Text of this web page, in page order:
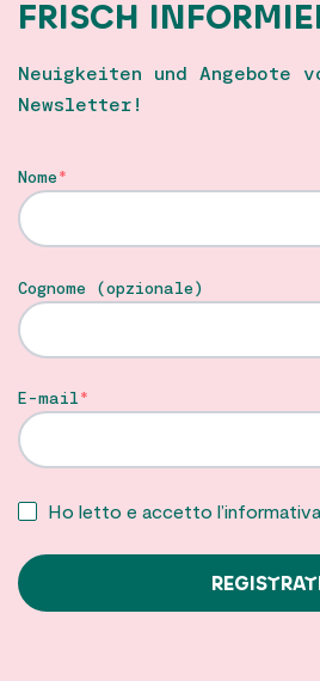
FRISCH
Neuigkeiten und Angebote
Newsletter!
Nome
Cognome (opzionale)
E-mail
Ho letto e accetto